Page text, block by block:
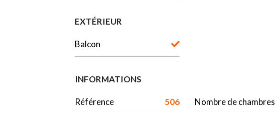
EXTÉRIEUR
Balcon
INFORMATIONS
Référence 506 Nombre de chambres